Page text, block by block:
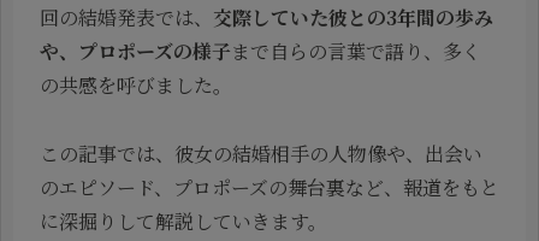
回の結婚発表では、 交際していた彼との3年間の歩み
や、プロポーズの様子まで自らの言葉で語り、多く
の共感を呼びました。
この記事では、彼女の結婚相手の人物像や、出会い
のエピソード、プロポーズの舞台裏など、報道をもと
に深掘りして解説していきます。